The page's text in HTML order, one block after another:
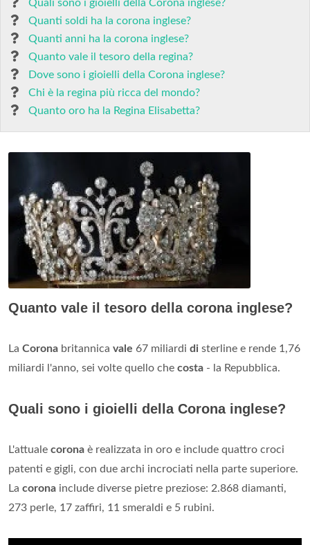
Quali sono i gioielli della Corona inglese?
Quanti soldi ha la corona inglese?
Quanti anni ha la corona inglese?
Quanto vale il tesoro della regina?
Dove sono i gioielli della Corona inglese?
Chi è la regina più ricca del mondo?
Quanto oro ha la Regina Elisabetta?
Quanto vale il tesoro della corona inglese?
La Corona britannica vale 67 miliardi di sterline e rende 1,76
miliardi l'anno, sei volte quello che costa - la Repubblica.
Quali sono i gioielli della Corona inglese?
L'attuale corona è realizzata in oro e include quattro croci
patenti e gigli, con due archi incrociati nella parte superiore.
La corona include diverse pietre preziose: 2.868 diamanti,
273 perle, 17 zaffiri, 11 smeraldi e 5 rubini.